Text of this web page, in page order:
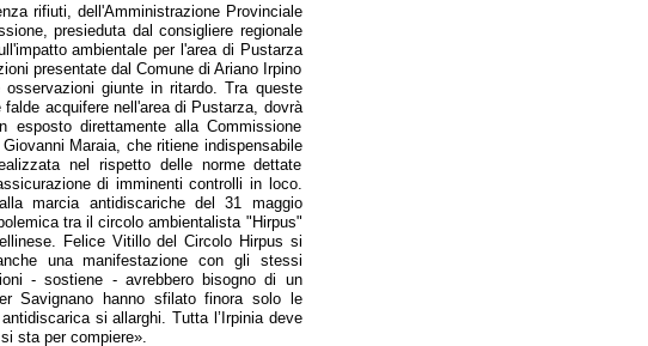
rifiuti, dell'Amministrazione Provinciale
presieduta dal consigliere regionale
ambientale per l'area di Pustarza
presentate dal Comune di Ariano Irpino
giunte in ritardo. Tra queste
acquifere nell'area di Pustarza, dovrà
direttamente alla Commissione
Maraia, che ritiene indispensabile
nel rispetto delle norme dettate
di imminenti controlli in loco.
marcia antidiscariche del 31 maggio
tra il circolo ambientalista "Hirpus"
Felice Vitillo del Circolo Hirpus si
una manifestazione con gli stessi
- sostiene - avrebbero bisogno di un
Savignano hanno sfilato finora solo le
si allarghi. Tutta l’Irpinia deve
sta per compiere».